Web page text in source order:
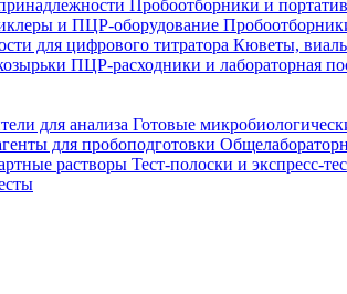
Пробоотборники и
и ПЦР-оборудование
для цифрового титратора Кюветы,
ПЦР-расходники и лабораторная
для анализа Готовые
для пробоподготовки
растворы Тест-полоски и экспресс-